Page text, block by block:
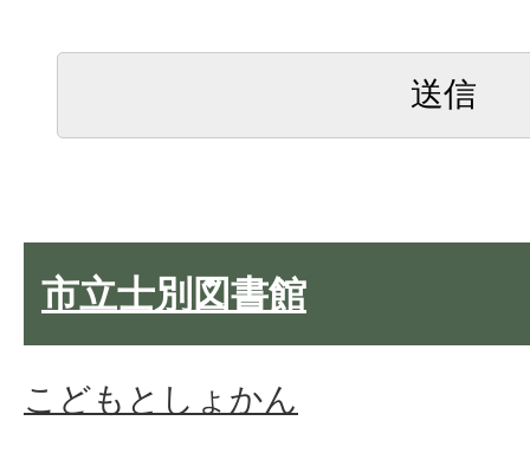
市立士別図書館
こどもとしょかん